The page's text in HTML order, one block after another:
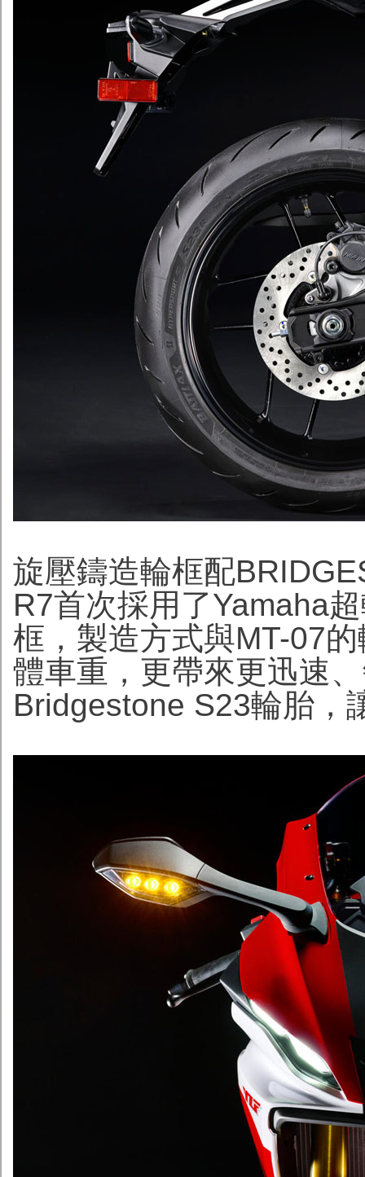
旋壓鑄造輪框配
R7首次採用了Yamaha
框，製造方式與MT-07
體車重，更帶來更迅速
Bridgestone S23輪胎，